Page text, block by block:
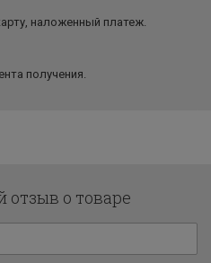
наложенный платеж.
получения.
отзыв о товаре